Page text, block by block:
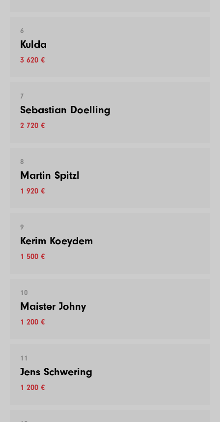
6
Kulda
3 620 €
7
Sebastian Doelling
2 720 €
8
Martin Spitzl
1 920 €
9
Kerim Koeydem
1 500 €
10
Maister Johny
1 200 €
11
Jens Schwering
1 200 €